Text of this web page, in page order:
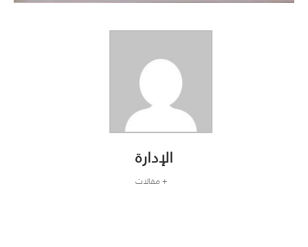
الإدارة
+ مقالات